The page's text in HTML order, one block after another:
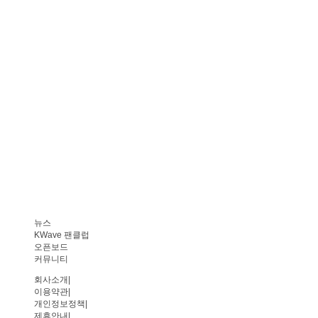
뉴스
KWave 팬클럽
오픈보드
커뮤니티
회사소개
이용약관
개인정보정책
제휴안내